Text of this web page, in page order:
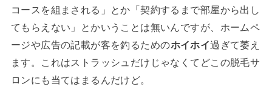
コースを組まされる」とか「契約するまで部屋から出し
てもらえない」とかいうことは無いんですが、ホームペ
ージや広告の記載が客を釣るためのホイホイ過ぎて萎え
ます。これはストラッシュだけじゃなくてどこの脱毛サ
ロンにも当てはまるんだけど。